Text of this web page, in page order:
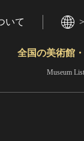
いて
全国の美術館
Museum List